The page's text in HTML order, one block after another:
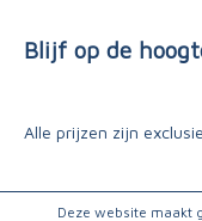
Blijf op de
Alle prijzen zijn
Deze website maakt